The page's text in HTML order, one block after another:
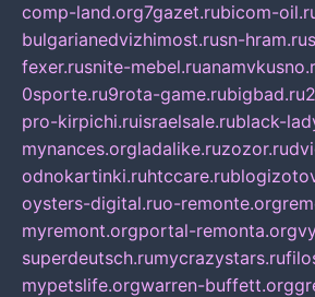
comp-land.org7gazet.rubicom-
bulgarianedvizhimost.rusn-hram.ru
fexer.rusnite-mebel.ru
0sporte.ru9rota-game.rubigbad.ru
pro-kirpichi.ruisraelsale.rublack-
mynances.orgladalike.ruzozor.ru
odnokartinki.ruhtccare.ru
oysters-digital.ruo-remonte.org
myremont.orgportal-remonta.org
superdeutsch.rumycrazystars.ru
mypetslife.orgwarren-buffett.org